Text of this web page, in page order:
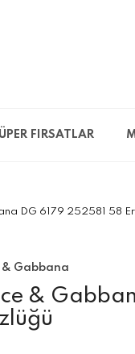
FIRSATLAR
DG 6179 252581 58
& Gabbana
&